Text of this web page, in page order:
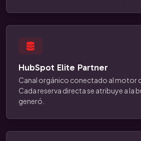
HubSpot Elite Partner
Canal orgánico conectado al motor
Cada reserva directa se atribuye a la
generó.